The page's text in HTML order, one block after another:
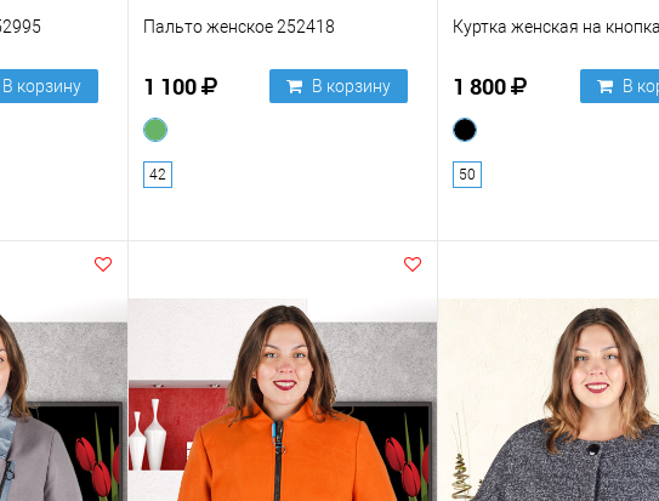
В корзину
Пальто женское 252418
1 100 В корзину
42
Куртка женская на
1 800 В
50